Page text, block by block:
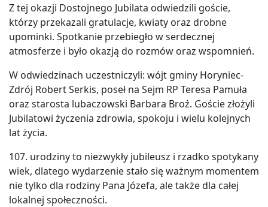
Z tej okazji Dostojnego Jubilata odwiedzili goście,
którzy przekazali gratulacje, kwiaty oraz drobne
upominki. Spotkanie przebiegło w serdecznej
atmosferze i było okazją do rozmów oraz wspomnień.
W odwiedzinach uczestniczyli: wójt gminy Horyniec-
Zdrój Robert Serkis, poseł na Sejm RP Teresa Pamuła
oraz starosta lubaczowski Barbara Broź. Goście złożyli
Jubilatowi życzenia zdrowia, spokoju i wielu kolejnych
lat życia.
107. urodziny to niezwykły jubileusz i rzadko spotykany
wiek, dlatego wydarzenie stało się ważnym momentem
nie tylko dla rodziny Pana Józefa, ale także dla całej
lokalnej społeczności.